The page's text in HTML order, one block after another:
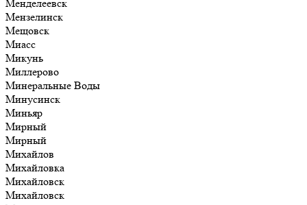
Менделеевск
Мензелинск
Мещовск
Миасс
Микунь
Миллерово
Минеральные Воды
Минусинск
Миньяр
Мирный
Мирный
Михайлов
Михайловка
Михайловск
Михайловск